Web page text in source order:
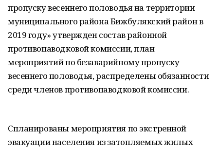
пропуску весеннего половодья на территории
муниципального района Бижбулякский район в
2019 году» утвержден состав районной
противопаводковой комиссии, план
мероприятий по безаварийному пропуску
весеннего половодья, распределены обязанности
среди членов противопаводковой комиссии.
Спланированы мероприятия по экстренной
эвакуации населения из затопляемых жилых